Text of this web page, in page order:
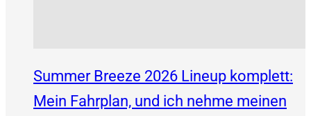
Summer Breeze 2026 Lineup komplett:
Mein Fahrplan, und ich nehme meinen